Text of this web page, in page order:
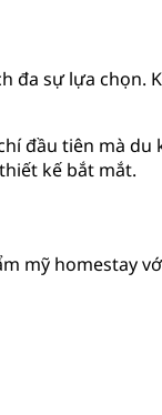
sự lựa chọn.
đầu tiên mà
kế bắt mắt.
mỹ homestay